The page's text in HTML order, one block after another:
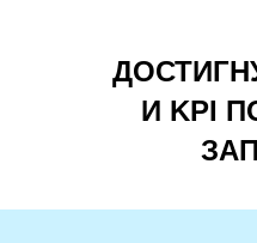
И KPI